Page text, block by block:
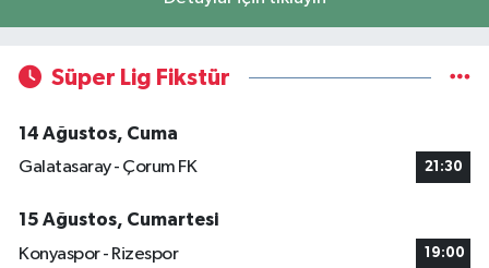
Süper Lig Fikstür
14 Ağustos, Cuma
Galatasaray - Çorum FK
21:30
15 Ağustos, Cumartesi
Konyaspor - Rizespor
19:00